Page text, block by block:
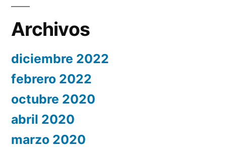
Archivos
diciembre 2022
febrero 2022
octubre 2020
abril 2020
marzo 2020